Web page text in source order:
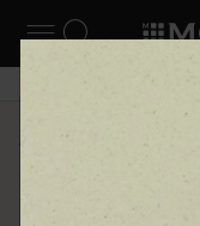
ナビゲーシ
検索 (キ
6,500円
ーを閉じる
ショップ